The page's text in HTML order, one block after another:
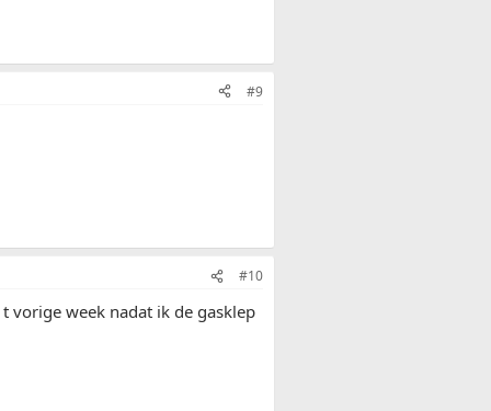
#9
#10
vorige week nadat ik de gasklep